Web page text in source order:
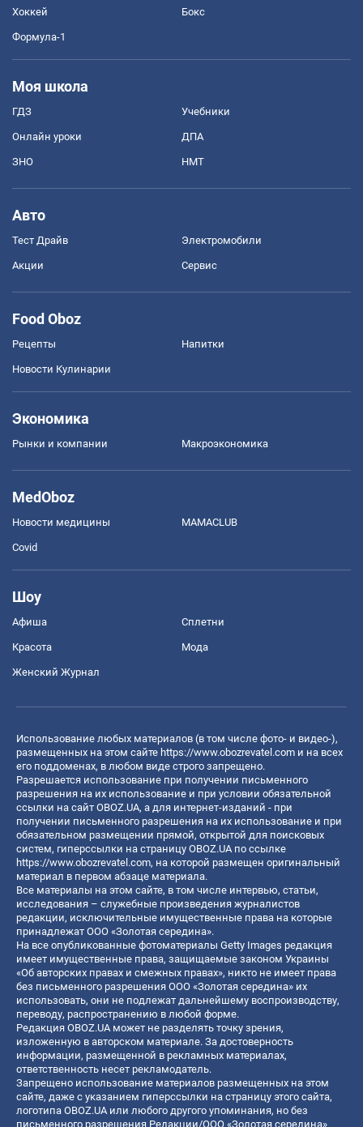
Хоккей Бокс
Формула-1
Моя школа
ГДЗ Учебники
Онлайн уроки ДПА
ЗНО НМТ
Авто
Тест Драйв Электромобили
Акции Сервис
Food Oboz
Рецепты Напитки
Новости Кулинарии
Экономика
Рынки и компании Mакроэкономика
MedOboz
Новости медицины MAMACLUB
Covid
Шоу
Афиша Сплетни
Красота Мода
Женский Журнал
Использование любых материалов (в том числе фото- и видео-),
размещенных на этом сайте https://www.obozrevatel.com и на всех
его поддоменах, в любом виде строго запрещено.
Разрешается использование при получении письменного
разрешения на их использование и при условии обязательной
ссылки на сайт OBOZ.UA, а для интернет-изданий - при
получении письменного разрешения на их использование и при
обязательном размещении прямой, открытой для поисковых
систем, гиперссылки на страницу OBOZ.UA по ссылке
https://www.obozrevatel.com, на которой размещен оригинальный
материал в первом абзаце материала.
Все материалы на этом сайте, в том числе интервью, статьи,
исследования – служебные произведения журналистов
редакции, исключительные имущественные права на которые
принадлежат ООО «Золотая середина».
На все опубликованные фотоматериалы Getty Images редакция
имеет имущественные права, защищаемые законом Украины
«Об авторских правах и смежных правах», никто не имеет права
без письменного разрешения ООО «Золотая середина» их
использовать, они не подлежат дальнейшему воспроизводству,
переводу, распространению в любой форме.
Редакция OBOZ.UA может не разделять точку зрения,
изложенную в авторском материале. За достоверность
информации, размещенной в рекламных материалах,
ответственность несет рекламодатель.
Запрещено использование материалов размещенных на этом
сайте, даже с указанием гиперссылки на страницу этого сайта,
логотипа OBOZ.UA или любого другого упоминания, но без
письменного разрешения Редакции/ООО «Золотая середина»